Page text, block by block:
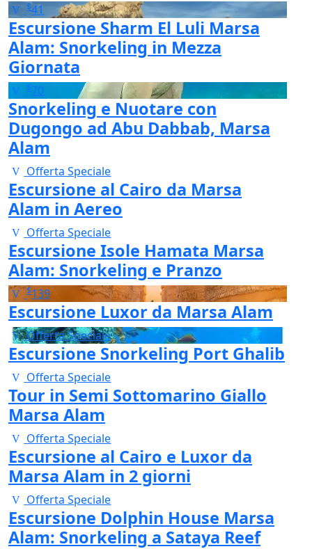
$41
Escursione Sharm El Luli Marsa
Alam: Snorkeling in Mezza
Giornata
$70
Snorkeling e Nuotare con
Dugongo ad Abu Dabbab, Marsa
Alam
Offerta Speciale
Escursione al Cairo da Marsa
Alam in Aereo
Offerta Speciale
Escursione Isole Hamata Marsa
Alam: Snorkeling e Pranzo
$139
Escursione Luxor da Marsa Alam
Offerta Speciale
Escursione Snorkeling Port Ghalib
Offerta Speciale
Tour in Semi Sottomarino Giallo
Marsa Alam
Offerta Speciale
Escursione al Cairo e Luxor da
Marsa Alam in 2 giorni
Offerta Speciale
Escursione Dolphin House Marsa
Alam: Snorkeling a Sataya Reef